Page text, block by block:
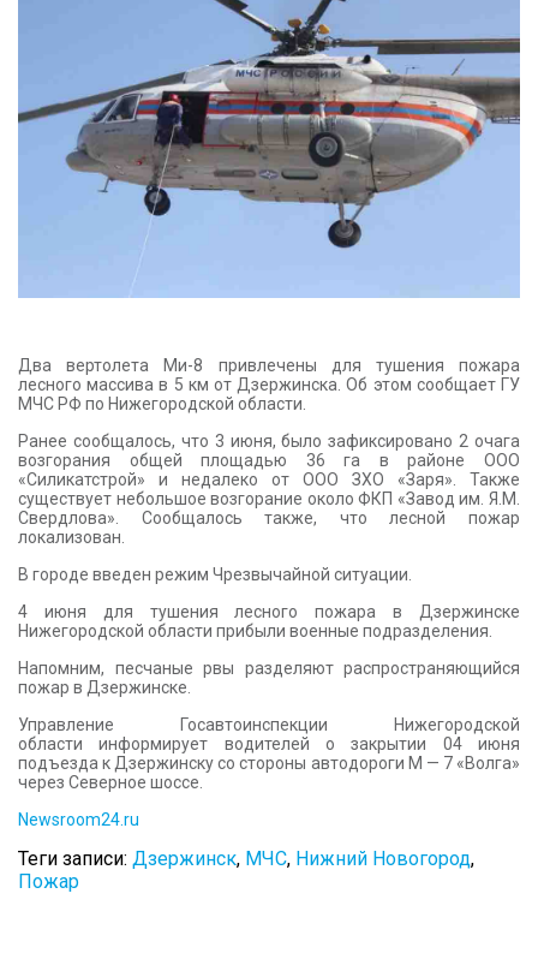
Два вертолета Ми-8 привлечены для тушения пожара
лесного массива в 5 км от Дзержинска. Об этом сообщает ГУ
МЧС РФ по Нижегородской области.
Ранее сообщалось, что 3 июня, было зафиксировано 2 очага
возгорания общей площадью 36 га в районе ООО
«Силикатстрой» и недалеко от ООО ЗХО «Заря». Также
существует небольшое возгорание около ФКП «Завод им. Я.М.
Свердлова». Сообщалось также, что лесной пожар
локализован.
В городе введен режим Чрезвычайной ситуации.
4 июня для тушения лесного пожара в Дзержинске
Нижегородской области прибыли военные подразделения.
Напомним, песчаные рвы разделяют распространяющийся
пожар в Дзержинске.
Управление Госавтоинспекции Нижегородской
области информирует водителей о закрытии 04 июня
подъезда к Дзержинску со стороны автодороги М — 7 «Волга»
через Северное шоссе.
Newsroom24.ru
Теги записи: Дзержинск, МЧС, Нижний Новогород,
Пожар